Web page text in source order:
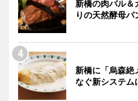
新橋の肉バル
りの天然酵母パ
新橋に「烏森
なぐ新システム